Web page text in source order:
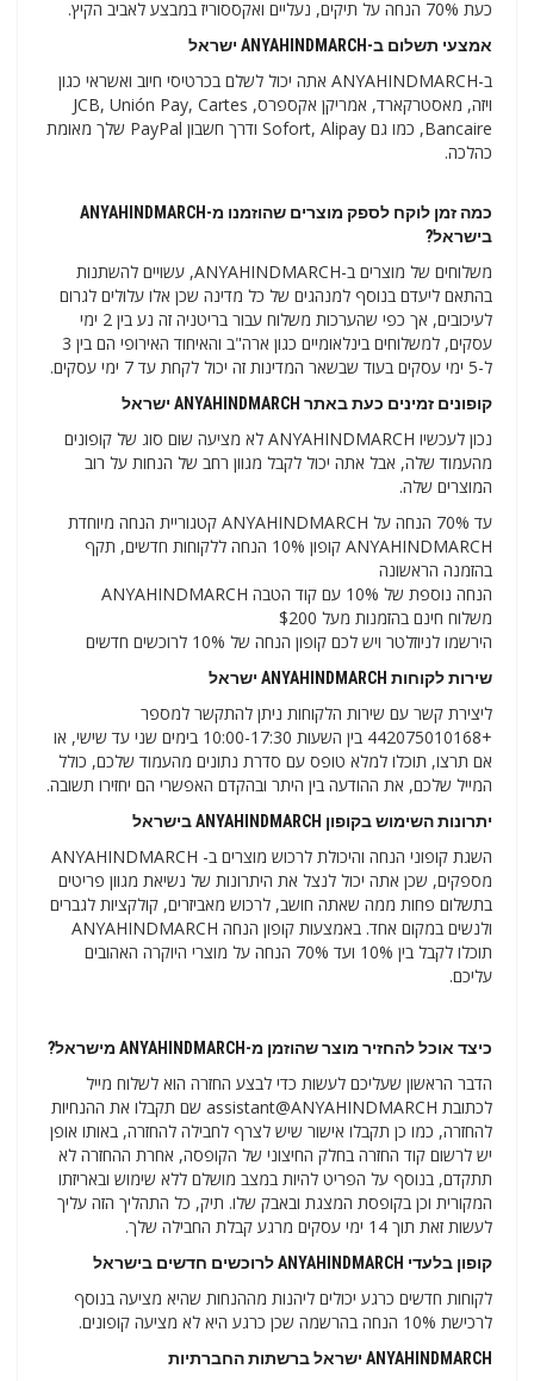
כעת 70% הנחה על תיקים, נעליים ואקססוריז במבצע לאביב הקיץ.
אמצעי תשלום ב-ANYAHINDMARCH ישראל
ב-ANYAHINDMARCH אתה יכול לשלם בכרטיסי חיוב ואשראי כגון
ויזה, מאסטרקארד, אמריקן אקספרס, JCB, Unión Pay, Cartes
Bancaire, כמו גם Sofort, Alipay ודרך חשבון PayPal שלך מאומת
כהלכה.
כמה זמן לוקח לספק מוצרים שהוזמנו מ-ANYAHINDMARCH
בישראל?
משלוחים של מוצרים ב-ANYAHINDMARCH, עשויים להשתנות
בהתאם ליעדם בנוסף למנהגים של כל מדינה שכן אלו עלולים לגרום
לעיכובים, אך כפי שהערכות משלוח עבור בריטניה זה נע בין 2 ימי
עסקים, למשלוחים בינלאומיים כגון ארה"ב והאיחוד האירופי הם בין 3
ל-5 ימי עסקים בעוד שבשאר המדינות זה יכול לקחת עד 7 ימי עסקים.
קופונים זמינים כעת באתר ANYAHINDMARCH ישראל
נכון לעכשיו ANYAHINDMARCH לא מציעה שום סוג של קופונים
מהעמוד שלה, אבל אתה יכול לקבל מגוון רחב של הנחות על רוב
המוצרים שלה.
עד 70% הנחה על ANYAHINDMARCH קטגוריית הנחה מיוחדת
ANYAHINDMARCH קופון 10% הנחה ללקוחות חדשים, תקף
בהזמנה הראשונה
הנחה נוספת של 10% עם קוד הטבה ANYAHINDMARCH
משלוח חינם בהזמנות מעל $200
הירשמו לניוזלטר ויש לכם קופון הנחה של 10% לרוכשים חדשים
שירות לקוחות ANYAHINDMARCH ישראל
ליצירת קשר עם שירות הלקוחות ניתן להתקשר למספר
+442075010168 בין השעות 10:00-17:30 בימים שני עד שישי, או
אם תרצו, תוכלו למלא טופס עם סדרת נתונים מהעמוד שלכם, כולל
המייל שלכם, את ההודעה בין היתר ובהקדם האפשרי הם יחזירו תשובה.
יתרונות השימוש בקופון ANYAHINDMARCH בישראל
השגת קופוני הנחה והיכולת לרכוש מוצרים ב- ANYAHINDMARCH
מספקים, שכן אתה יכול לנצל את היתרונות של נשיאת מגוון פריטים
בתשלום פחות ממה שאתה חושב, לרכוש מאביזרים, קולקציות לגברים
ולנשים במקום אחד. באמצעות קופון הנחה ANYAHINDMARCH
תוכלו לקבל בין 10% ועד 70% הנחה על מוצרי היוקרה האהובים
עליכם.
כיצד אוכל להחזיר מוצר שהוזמן מ-ANYAHINDMARCH מישראל?
הדבר הראשון שעליכם לעשות כדי לבצע החזרה הוא לשלוח מייל
לכתובת assistant@ANYAHINDMARCH שם תקבלו את ההנחיות
להחזרה, כמו כן תקבלו אישור שיש לצרף לחבילה להחזרה, באותו אופן
יש לרשום קוד החזרה בחלק החיצוני של הקופסה, אחרת ההחזרה לא
תתקדם, בנוסף על הפריט להיות במצב מושלם ללא שימוש ובאריזתו
המקורית וכן בקופסת המצגת ובאבק שלו. תיק, כל התהליך הזה עליך
לעשות זאת תוך 14 ימי עסקים מרגע קבלת החבילה שלך.
קופון בלעדי ANYAHINDMARCH לרוכשים חדשים בישראל
לקוחות חדשים כרגע יכולים ליהנות מההנחות שהיא מציעה בנוסף
לרכישת 10% הנחה בהרשמה שכן כרגע היא לא מציעה קופונים.
ANYAHINDMARCH ישראל ברשתות החברתיות